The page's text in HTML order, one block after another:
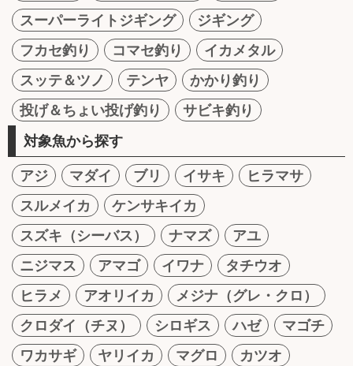
スーパーライトジギング
ジギング
フカセ釣り
コマセ釣り
イカメタル
スッテ＆ツノ
テンヤ
かかり釣り
投げ＆ちょい投げ釣り
サビキ釣り
対象魚から探す
アジ マダイ ブリ イサキ
ヒラマサ
スルメイカ
ケンサキイカ
スズキ（シーバス）
ナマズ
アユ
ニジマス
アマゴ イワナ
タチウオ
ヒラメ
アオリイカ
メジナ（グレ・クロ）
クロダイ（チヌ）
シロギス ハゼ
マゴチ
ワカサギ
ヤリイカ マグロ
カツオ